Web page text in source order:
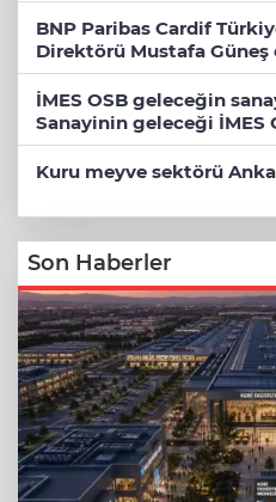
BNP Paribas Cardif
Direktörü Mustafa Güneş
İMES OSB geleceğin
Sanayinin geleceği İMES
Kuru meyve sektörü
Son Haberler